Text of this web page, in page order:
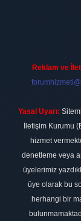
Reklam ve
Yasal Uyarı:
İletişim Kurumu
hizmet
denetleme veya
üyelerimiz
üye olarak bu
herhangi bir